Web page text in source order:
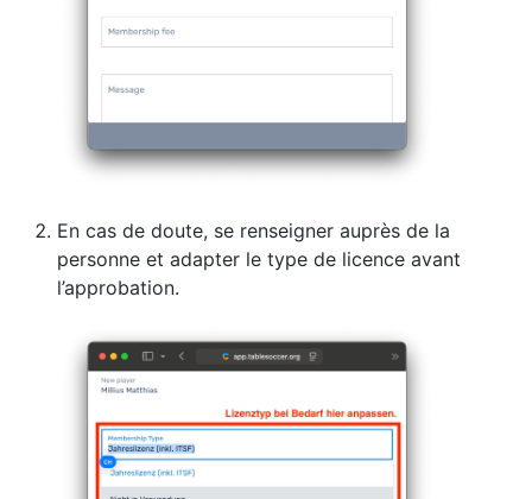
En cas de doute, se renseigner auprès de la
personne et adapter le type de licence avant
l’approbation.